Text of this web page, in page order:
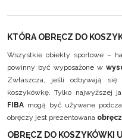
KTÓRA OBRĘCZ DO
Wszystkie obiekty sportowe –
powinny być wyposażone w
Zwłaszcza, jeśli odbywają
koszykówkę. Tylko najwyższej
FIBA mogą być używane
obręczy jest prezentowana
OBRĘCZ DO KOSZYKÓWKI